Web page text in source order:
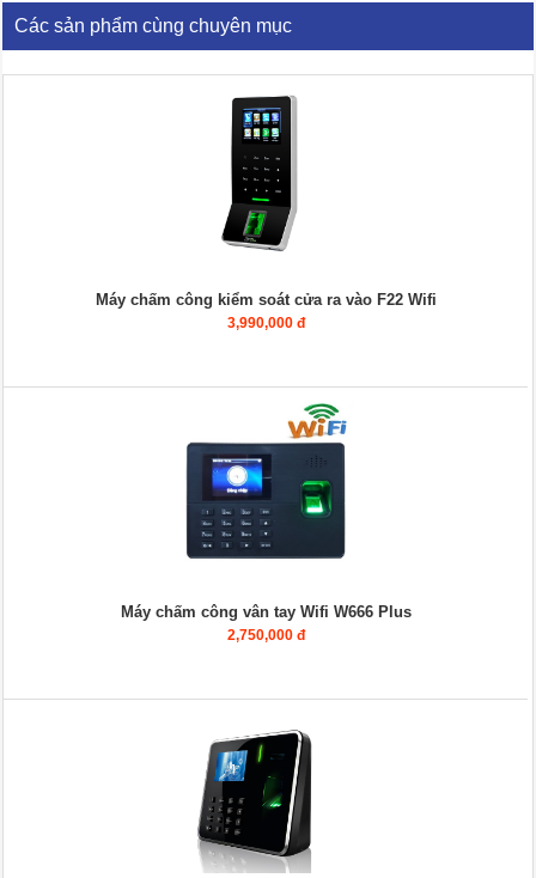
Các sản phẩm cùng chuyên mục
Máy chấm công kiểm soát cửa ra vào F22 Wifi
3,990,000 đ
Máy chấm công vân tay Wifi W666 Plus
2,750,000 đ